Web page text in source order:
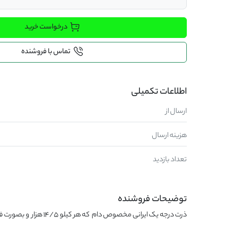
درخواست خرید
تماس با فروشنده
اطلاعات تکمیلی
ارسال از
هزینه ارسال
تعداد بازدید
توضیحات فروشنده
ذرت درجه یک ایرانی مخصوص دام  که هر کیلو 14/5 هزار  و بصورت فله و نامحدود